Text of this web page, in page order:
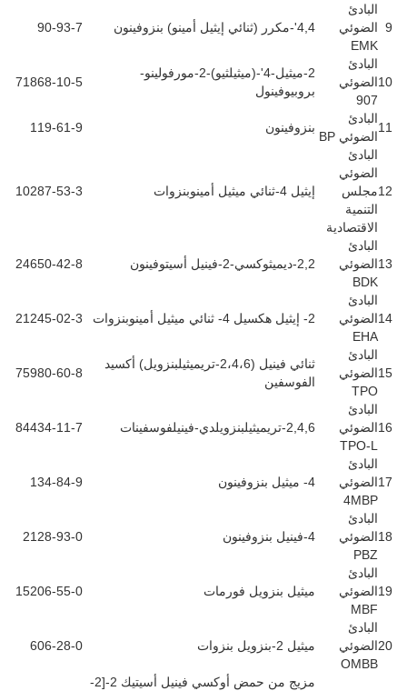
9
البادئ
الضوئي
EMK
4,4'-مكرر (ثنائي إيثيل أمينو) بنزوفينون 90-93-7
10
البادئ
الضوئي
907
2-ميثيل-4'-(ميثيلثيو)-2-مورفولينو-
بروبيوفينول
71868-10-5
11
البادئ
الضوئي BP
بنزوفينون 119-61-9
12
البادئ
الضوئي
مجلس
التنمية
الاقتصادية
إيثيل 4-ثنائي ميثيل أمينوبنزوات 10287-53-3
13
البادئ
الضوئي
BDK
2,2-ديميثوكسي-2-فينيل أسيتوفينون 24650-42-8
14
البادئ
الضوئي
EHA
2- إيثيل هكسيل 4- ثنائي ميثيل أمينوبنزوات 21245-02-3
15
البادئ
الضوئي
TPO
ثنائي فينيل (2،4،6-تريميثيلبنزويل) أكسيد
الفوسفين
75980-60-8
16
البادئ
الضوئي
TPO-L
2,4,6-تريميثيلبنزويلدي-فينيلفوسفينات 84434-11-7
17
البادئ
الضوئي
4MBP
4- ميثيل بنزوفينون 134-84-9
18
البادئ
الضوئي
PBZ
4-فينيل بنزوفينون 2128-93-0
19
البادئ
الضوئي
MBF
ميثيل بنزويل فورمات 15206-55-0
20
البادئ
الضوئي
OMBB
ميثيل 2-بنزويل بنزوات 606-28-0
مزيج من حمض أوكسي فينيل أسيتيك 2-[2-